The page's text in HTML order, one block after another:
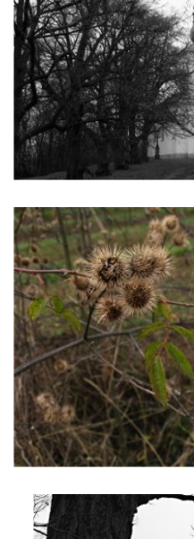
Contact:
Petr Kudláček
Tel.: +420_77_67_09_017
© 2026 eStránky.cz